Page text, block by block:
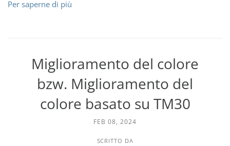
Per saperne di più
Miglioramento del colore
bzw. Miglioramento del
colore basato su TM30
FEB 08, 2024
SCRITTO DA